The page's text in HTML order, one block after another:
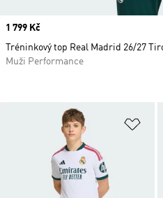
Price
1 799 Kč
Tréninkový top Real Madrid 26/27
Muži Performance